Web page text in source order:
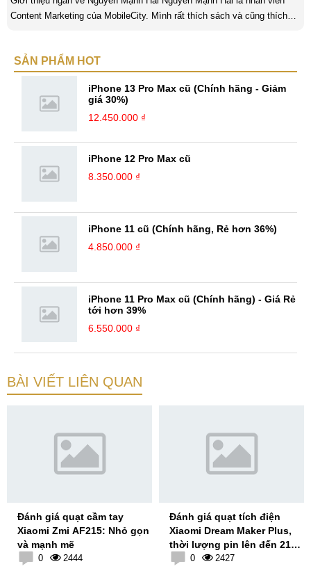
Content Marketing của MobileCity. Mình rất thích sách và cũng thích
bản thân Nguyễn Mạnh Hải, viết chính là gửi gắm lại những cảm xúc,
SẢN PHẨM HOT
iPhone 13 Pro Max cũ (Chính hãng - Giảm
giá 30%)
12.450.000 ₫
iPhone 12 Pro Max cũ
8.350.000 ₫
iPhone 11 cũ (Chính hãng, Rẻ hơn 36%)
4.850.000 ₫
iPhone 11 Pro Max cũ (Chính hãng) - Giá Rẻ
tới hơn 39%
6.550.000 ₫
BÀI VIẾT LIÊN QUAN
Đánh giá quạt cầm tay
Xiaomi Zmi AF215: Nhỏ gọn
và mạnh mẽ
0 2444
Đánh giá quạt tích điện
Xiaomi Dream Maker Plus,
thời lượng pin lên đến 21
0 2427